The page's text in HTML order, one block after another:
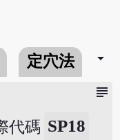
定穴法 arrow_drop_down
subject
代碼 SP18